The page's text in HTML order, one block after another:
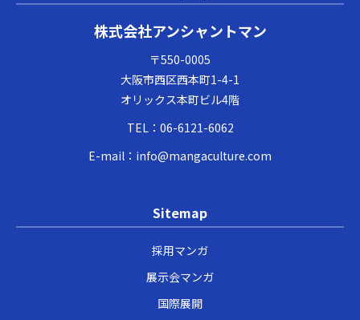
株式会社アンシャントマン
〒550-0005
大阪市西区西本町1-4-1
オリックス本町ビル4階
TEL： 06-6121-6062
E-mail： info@mangaculture.com
Sitemap
採用マンガ
展示会マンガ
国際展開